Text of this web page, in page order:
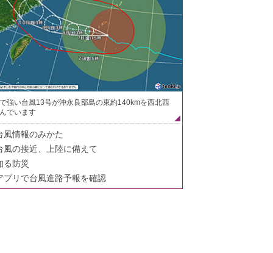
強い台風13号が沖永良部島の東約140kmを西北西
でいます
風情報のみかた
風の接近、上陸に備えて
る防災
プリで台風進路予報を確認